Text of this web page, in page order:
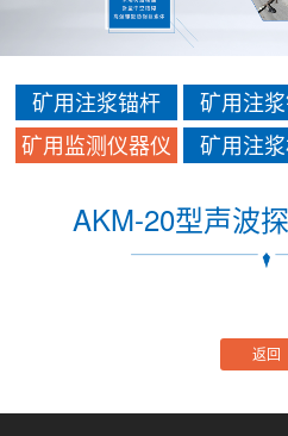
矿用注浆锚杆 矿用注
矿用监测仪器仪
矿用注
AKM-20型声波
返回